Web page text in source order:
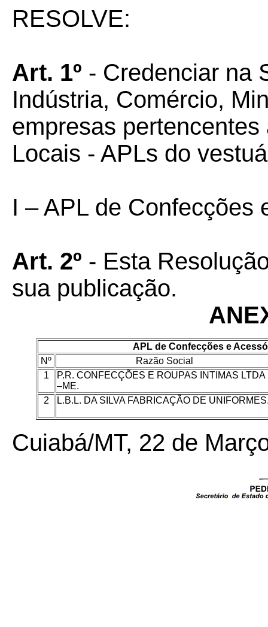
RESOLVE:
Art. 1º - Credenciar na
Indústria, Comércio,
empresas
Locais - APLs do
I – APL de Confecções
Art. 2º - Esta
sua publicação.
APL de Confecções e
Nº
Razão Social
1
P.R. CONFECÇÕES E ROUPAS INTIMAS LTDA
–ME.
2
L.B.L. DA SILVA FABRICAÇÃO DE
Cuiabá/MT, 22 de